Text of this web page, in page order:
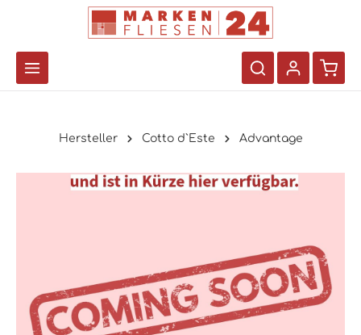
Hersteller Cotto d`Este Advantage